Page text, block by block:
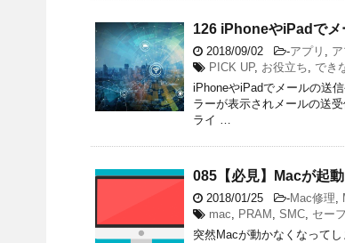
126 iPhoneやiPadでメ
2018/09/02 -アプリ ,
PICK UP, お役立ち, でき
iPhoneやiPadでメールの送
ラーが表示されメールの送
ライ …
085【必見】Macが起
2018/01/25 -Mac修理,
mac, PRAM , SMC, セー
突然Macが動かなくなって